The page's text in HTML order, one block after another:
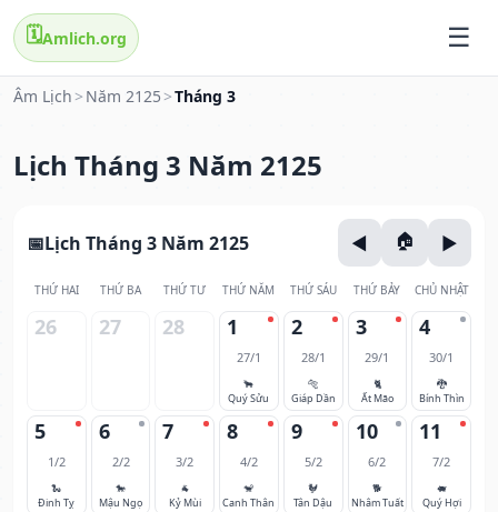
🗓️Amlich.org
Âm Lịch > Năm 2125 >Tháng 3
Lịch Tháng 3 Năm 2125
Lịch Tháng 3 Năm 2125
THỨ HAI THỨ BA THỨ TƯ THỨ NĂM THỨ SÁU THỨ BẢY CHỦ NHẬT
26 27 28 1
27/1
🐂
Quý Sửu
2
28/1
🐅
Giáp Dần
3
29/1
🐈
Ất Mão
4
30/1
🐉
Bính Thìn
5
1/2
🐍
Đinh Tỵ
6
2/2
🐎
Mậu Ngọ
7
3/2
🐐
Kỷ Mùi
8
4/2
🐒
Canh Thân
9
5/2
🐓
Tân Dậu
10
6/2
🐕
Nhâm Tuất
11
7/2
🐖
Quý Hợi